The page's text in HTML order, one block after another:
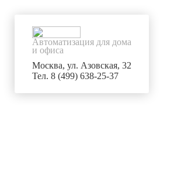
Автоматизация для дома
и офиса
Москва, ул. Азовская, 32
Тел. 8 (499) 638-25-37